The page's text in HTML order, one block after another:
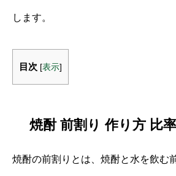
します。
目次 [表示]
焼酎 前割り 作り方 比
焼酎の前割りとは、焼酎と水を飲む